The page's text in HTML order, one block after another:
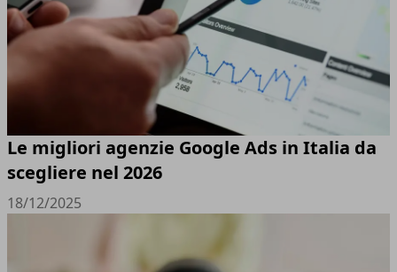
Le migliori agenzie Google Ads in Italia da
scegliere nel 2026
18/12/2025